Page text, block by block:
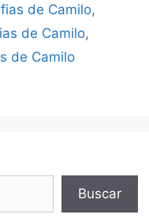
de Camilo,
de Camilo,
de Camilo
Buscar